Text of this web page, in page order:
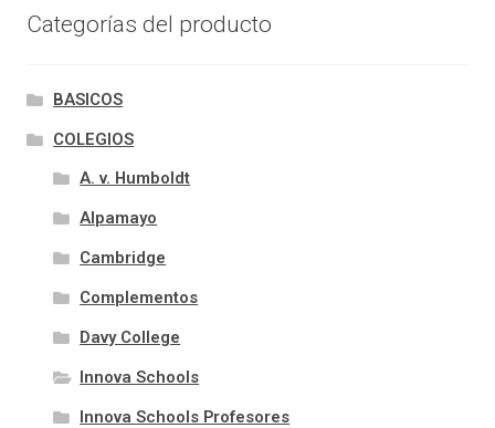
Categorías del producto
BASICOS
COLEGIOS
A. v. Humboldt
Alpamayo
Cambridge
Complementos
Davy College
Innova Schools
Innova Schools Profesores